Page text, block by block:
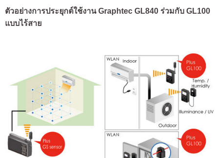
ตัวอย่างการประยุกต์ใช้งาน Graphtec GL840 ร่วมกับ GL100
แบบไร้สาย